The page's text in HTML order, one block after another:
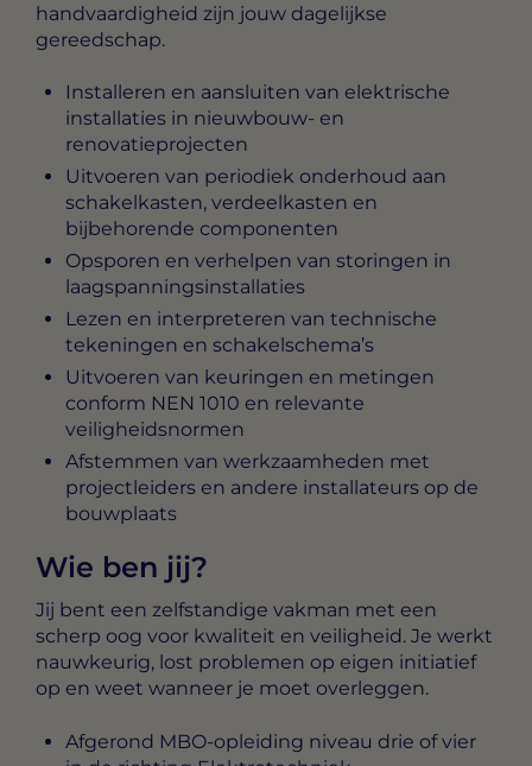
handvaardigheid zijn jouw dagelijkse
gereedschap.
Installeren en aansluiten van elektrische
installaties in nieuwbouw- en
renovatieprojecten
Uitvoeren van periodiek onderhoud aan
schakelkasten, verdeelkasten en
bijbehorende componenten
Opsporen en verhelpen van storingen in
laagspanningsinstallaties
Lezen en interpreteren van technische
tekeningen en schakelschema’s
Uitvoeren van keuringen en metingen
conform NEN 1010 en relevante
veiligheidsnormen
Afstemmen van werkzaamheden met
projectleiders en andere installateurs op de
bouwplaats
Wie ben jij?
Jij bent een zelfstandige vakman met een
scherp oog voor kwaliteit en veiligheid. Je werkt
nauwkeurig, lost problemen op eigen initiatief
op en weet wanneer je moet overleggen.
Afgerond MBO-opleiding niveau drie of vier